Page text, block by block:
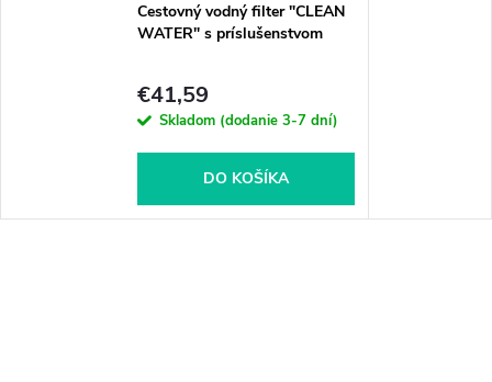
Cestovný vodný filter "CLEAN
WATER" s príslušenstvom
€41,59
Skladom (dodanie 3-7 dní)
DO KOŠÍKA